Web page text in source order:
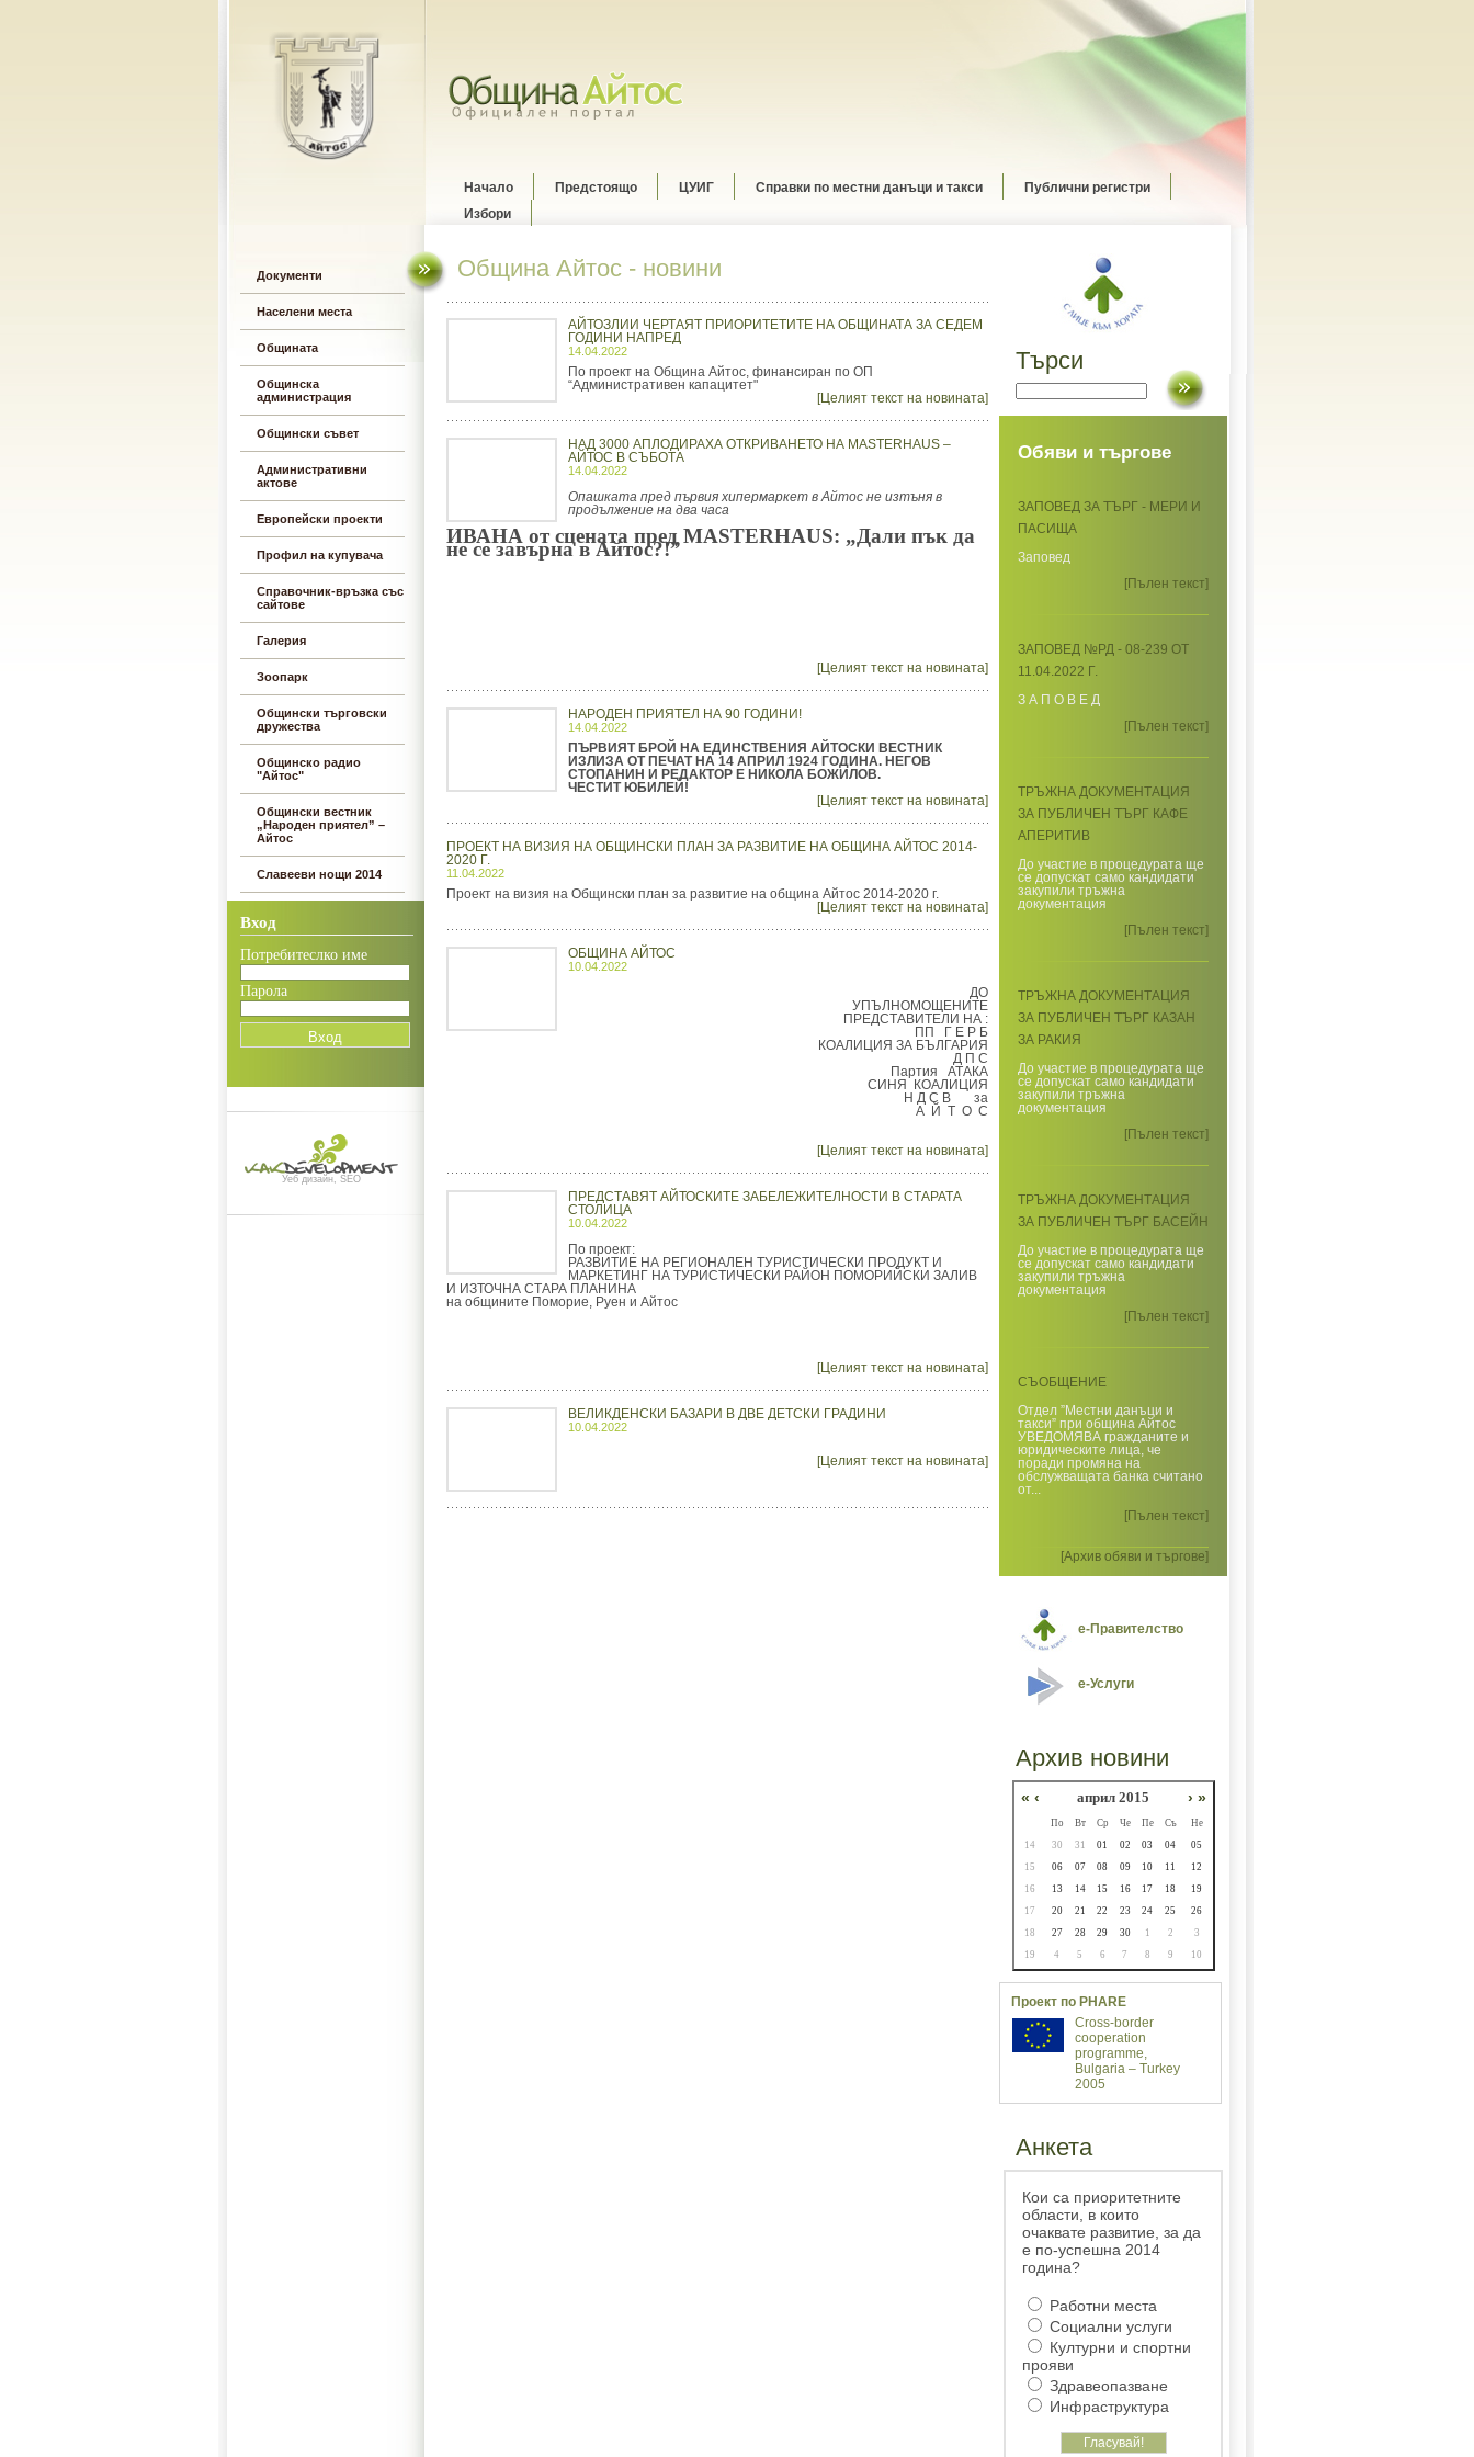
Документи
Населени места
Общината
Общинска
администрация
Общински съвет
Административни
актове
Европейски проекти
Профил на купувача
Справочник-връзка със
сайтове
Галерия
Зоопарк
Общински търговски
дружества
Общинско радио
"Айтос"
Общински вестник
„Народен приятел” –
Айтос
Славееви нощи 2014
Вход
Потребитеслко име
Парола
Уеб дизайн, SEO
Начало Предстоящо ЦУИГ Справки по местни данъци и такси
Публични регистри
Избори
Община Айтос - новини
АЙТОЗЛИИ ЧЕРТАЯТ ПРИОРИТЕТИТЕ НА ОБЩИНАТА ЗА СЕДЕМ
ГОДИНИ НАПРЕД
14.04.2022
По проект на Община Айтос, финансиран по ОП
“Административен капацитет"
[Целият текст на новината]
НАД 3000 АПЛОДИРАХА ОТКРИВАНЕТО НА MASTERHAUS –
АЙТОС В СЪБОТА
14.04.2022
Опашката пред първия хипермаркет в Айтос не изтъня в
продължение на два часа
ИВАНА от сцената пред MASTERHAUS: „Дали пък да
не се завърна в Айтос?!”
[Целият текст на новината]
НАРОДЕН ПРИЯТЕЛ НА 90 ГОДИНИ!
14.04.2022
ПЪРВИЯТ БРОЙ НА ЕДИНСТВЕНИЯ АЙТОСКИ ВЕСТНИК
ИЗЛИЗА ОТ ПЕЧАТ НА 14 АПРИЛ 1924 ГОДИНА. НЕГОВ
СТОПАНИН И РЕДАКТОР Е НИКОЛА БОЖИЛОВ.
ЧЕСТИТ ЮБИЛЕЙ!
[Целият текст на новината]
ПРОЕКТ НА ВИЗИЯ НА ОБЩИНСКИ ПЛАН ЗА РАЗВИТИЕ НА ОБЩИНА АЙТОС 2014-
2020 Г.
11.04.2022
Проект на визия на Общински план за развитие на община Айтос 2014-2020 г.
[Целият текст на новината]
ОБЩИНА АЙТОС
10.04.2022
ДО
УПЪЛНОМОЩЕНИТЕ
ПРЕДСТАВИТЕЛИ НА :
ПП Г Е Р Б
КОАЛИЦИЯ ЗА БЪЛГАРИЯ
Д П С
Партия АТАКА
СИНЯ КОАЛИЦИЯ
Н Д С В за
А Й Т О С
[Целият текст на новината]
ПРЕДСТАВЯТ АЙТОСКИТЕ ЗАБЕЛЕЖИТЕЛНОСТИ В СТАРАТА
СТОЛИЦА
10.04.2022
По проект:
РАЗВИТИЕ НА РЕГИОНАЛЕН ТУРИСТИЧЕСКИ ПРОДУКТ И
МАРКЕТИНГ НА ТУРИСТИЧЕСКИ РАЙОН ПОМОРИЙСКИ ЗАЛИВ
И ИЗТОЧНА СТАРА ПЛАНИНА
на общините Поморие, Руен и Айтос
[Целият текст на новината]
ВЕЛИКДЕНСКИ БАЗАРИ В ДВЕ ДЕТСКИ ГРАДИНИ
10.04.2022
[Целият текст на новината]
Търси
Обяви и търгове
ЗАПОВЕД ЗА ТЪРГ - МЕРИ И
ПАСИЩА
Заповед
[Пълен текст]
ЗАПОВЕД №РД - 08-239 ОТ
11.04.2022 Г.
З А П О В Е Д
[Пълен текст]
ТРЪЖНА ДОКУМЕНТАЦИЯ
ЗА ПУБЛИЧЕН ТЪРГ КАФЕ
АПЕРИТИВ
До участие в процедурата ще
се допускат само кандидати
закупили тръжна
документация
[Пълен текст]
ТРЪЖНА ДОКУМЕНТАЦИЯ
ЗА ПУБЛИЧЕН ТЪРГ КАЗАН
ЗА РАКИЯ
До участие в процедурата ще
се допускат само кандидати
закупили тръжна
документация
[Пълен текст]
ТРЪЖНА ДОКУМЕНТАЦИЯ
ЗА ПУБЛИЧЕН ТЪРГ БАСЕЙН
До участие в процедурата ще
се допускат само кандидати
закупили тръжна
документация
[Пълен текст]
СЪОБЩЕНИЕ
Отдел ”Местни данъци и
такси” при община Айтос
УВЕДОМЯВА гражданите и
юридическите лица, че
поради промяна на
обслужващата банка считано
от...
[Пълен текст]
[Архив обяви и търгове]
е-Правителство
е-Услуги
Архив новини
« ‹ април 2015 › »
По Вт Ср Че Пе Съ
Не
14
30 31 01 02 03 04
05
15
06 07 08 09 10 11
12
16
13 14 15 16 17 18
19
17
20 21 22 23 24 25
26
18
27 28 29 30 1 2
3
19
4 5 6 7 8 9 10
Проект по PHARE
Cross-border
cooperation
programme,
Bulgaria – Turkey
2005
Анкета
Кои са приоритетните
области, в които
очаквате развитие, за да
е по-успешна 2014
година?
Работни места
Социални услуги
Културни и спортни
прояви
Здравеопазване
Инфраструктура